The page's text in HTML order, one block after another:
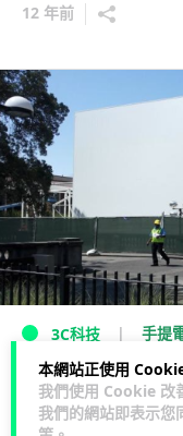
本網站正使用
我們使用 Cookie 改
我們的網站即表示您
12 年前
3C科技 手提
白色神秘建築
12 年前